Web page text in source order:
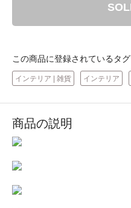
この商品に登録されているタグ
インテリア | 雑貨 インテリア
商品の説明